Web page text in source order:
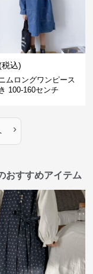
税込)
ムロングワンピース
100-160センチ
›
おすすめアイテム